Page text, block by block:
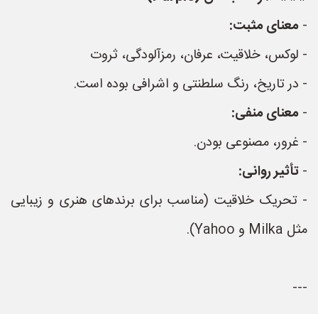
- معنای مثبت:
- لوکس، خلاقیت، عرفان، رمزآلودگی، ثروت
- در تاریخ، رنگ سلطنتی و اشرافی بوده است.
- معنای منفی:
- غرور، مصنوعی بودن.
- تأثیر روانی:
- تحریک خلاقیت (مناسب برای برندهای هنری و زیبایی
مثل Milka و Yahoo).
---